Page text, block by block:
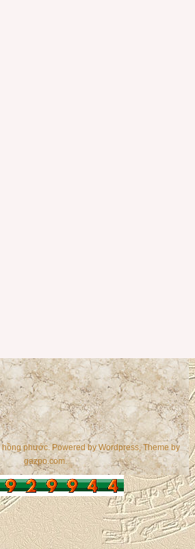
phước. Powered byWordpress, Theme by
gazpo.com.